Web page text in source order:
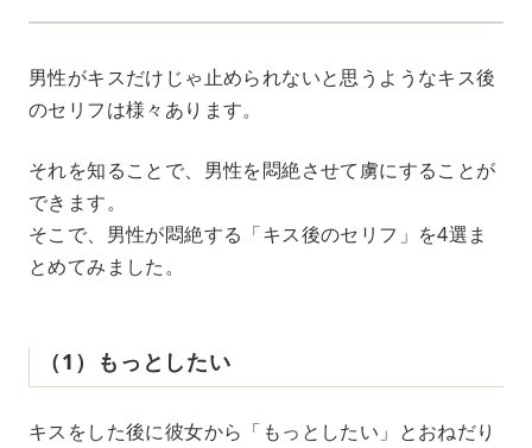
男性がキスだけじゃ止められないと思うようなキス後
のセリフは様々あります。
それを知ることで、男性を悶絶させて虜にすることが
できます。
そこで、男性が悶絶する「キス後のセリフ」を4選ま
とめてみました。
（1）もっとしたい
キスをした後に彼女から「もっとしたい」とおねだり